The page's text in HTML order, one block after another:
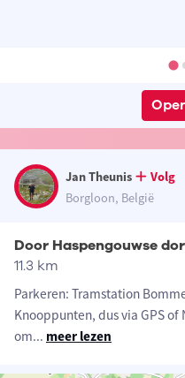
Jan Theunis
Volg
Borgloon, België
Door Haspengouwse
11.3 km
Parkeren: Tramstation
Knooppunten, dus via GPS
om... meer lezen